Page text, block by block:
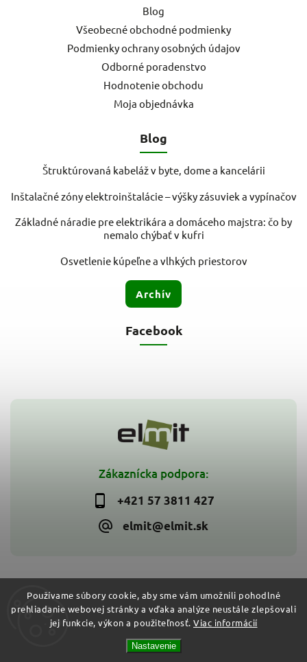
Používame súbory cookie, aby sme vám umožnili pohodlné
prehliadanie webovej stránky a vďaka analýze neustále zlepšovali
jej funkcie, výkon a použiteľnosť. Viac informácií
Nastavenie
Zákaznícka podpora:
+421 57 3811 427
elmit@elmit.sk
Blog
Všeobecné obchodné podmienky
Podmienky ochrany osobných údajov
Odborné poradenstvo
Hodnotenie obchodu
Moja objednávka
Blog
Štruktúrovaná kabeláž v byte, dome a kancelárii
Inštalačné zóny elektroinštalácie – výšky zásuviek a vypínačov
Základné náradie pre elektrikára a domáceho majstra: čo by
nemalo chýbať v kufri
Osvetlenie kúpeľne a vlhkých priestorov
Archív
Facebook
Copyright 2026ELMIT - Elektroinštalačný materiál, svietidlá.
Všetky práva vyhradené.
Shoptet| Design